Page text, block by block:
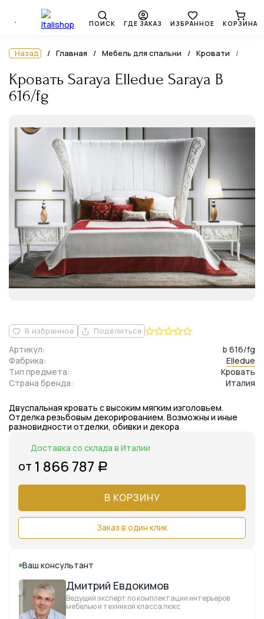
ПОИСК ГДЕ ЗАКАЗ ИЗБРАННОЕ КОРЗИНА
Назад Главная Мебель для спальни Кровати
Кровать Saraya Elledue Saraya B
616/fg
В избранное Поделиться
Фабрика: Elledue
Артикул:
b 616/fg
Тип предмета:
Кровать
Страна бренда:
Италия
Двуспальная кровать с высоким мягким изголовьем.
Отделка резьбовым декорированием. Возможны и иные
разновидности отделки, обивки и декора
Доставка со склада в Италии
от 1 866 787 Р
В КОРЗИНУ
Заказ в один клик
Ваш консультант
Дмитрий Евдокимов
Ведущий эксперт по комплектации интерьеров
мебелью и техникой класса люкс